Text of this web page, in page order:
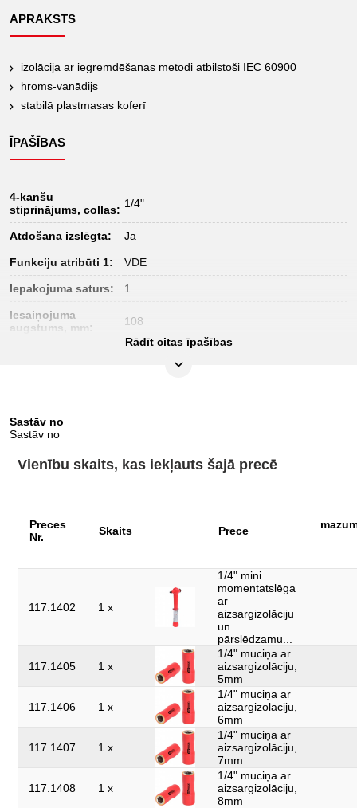
APRAKSTS
izolācija ar iegremdēšanas metodi atbilstoši IEC 60900
hroms-vanādijs
stabilā plastmasas koferī
ĪPAŠĪBAS
4-kanšu
stiprinājums, collas: 1/4"
Atdošana izslēgta: Jā
Funkciju atribūti 1: VDE
Iepakojuma saturs: 1
Iesaiņojuma
augstums, mm:
108
Materiāls 1:
Profils 1: 6-kanšu
detaļas komplektā:
IEC 60900
svars, g:
Rādīt citas īpašības
Sastāv no
Sastāv no
Vienību skaits, kas iekļauts šajā precē
Preces
Nr.
Skaits Prece
117.1402 1 x
1/4" mini
momentatslēga
ar
aizsargizolāciju
un
pārslēdzamu...
117.1405 1 x
1/4" muciņa ar
aizsargizolāciju,
5mm
117.1406 1 x
1/4" muciņa ar
aizsargizolāciju,
6mm
117.1407 1 x
1/4" muciņa ar
aizsargizolāciju,
7mm
117.1408 1 x
1/4" muciņa ar
aizsargizolāciju,
8mm